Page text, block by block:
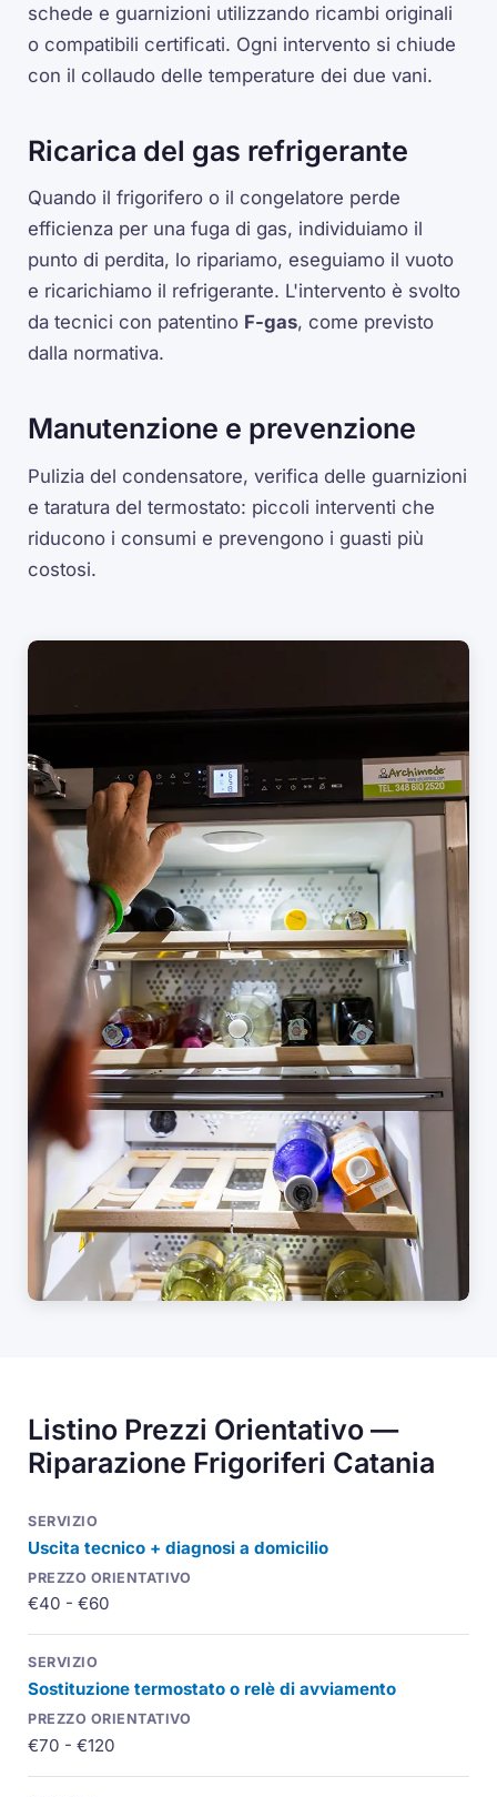
schede e guarnizioni utilizzando ricambi originali
o compatibili certificati. Ogni intervento si chiude
con il collaudo delle temperature dei due vani.
Ricarica del gas refrigerante
Quando il frigorifero o il congelatore perde
efficienza per una fuga di gas, individuiamo il
punto di perdita, lo ripariamo, eseguiamo il vuoto
e ricarichiamo il refrigerante. L'intervento è svolto
da tecnici con patentino F-gas, come previsto
dalla normativa.
Manutenzione e prevenzione
Pulizia del condensatore, verifica delle guarnizioni
e taratura del termostato: piccoli interventi che
riducono i consumi e prevengono i guasti più
costosi.
Listino Prezzi Orientativo —
Riparazione Frigoriferi Catania
Uscita tecnico + diagnosi a domicilio
€40 - €60
Sostituzione termostato o relè di avviamento
€70 - €120